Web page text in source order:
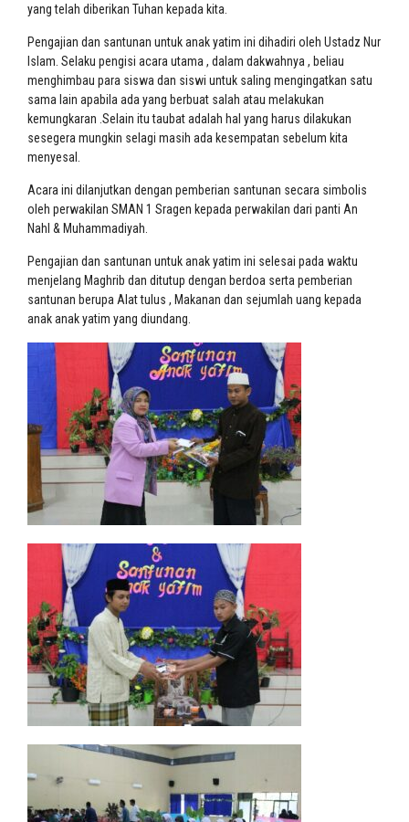
yang telah diberikan Tuhan kepada kita.
Pengajian dan santunan untuk anak yatim ini dihadiri oleh Ustadz Nur
Islam. Selaku pengisi acara utama , dalam dakwahnya , beliau
menghimbau para siswa dan siswi untuk saling mengingatkan satu
sama lain apabila ada yang berbuat salah atau melakukan
kemungkaran .Selain itu taubat adalah hal yang harus dilakukan
sesegera mungkin selagi masih ada kesempatan sebelum kita
menyesal.
Acara ini dilanjutkan dengan pemberian santunan secara simbolis
oleh perwakilan SMAN 1 Sragen kepada perwakilan dari panti An
Nahl & Muhammadiyah.
Pengajian dan santunan untuk anak yatim ini selesai pada waktu
menjelang Maghrib dan ditutup dengan berdoa serta pemberian
santunan berupa Alat tulus , Makanan dan sejumlah uang kepada
anak anak yatim yang diundang.